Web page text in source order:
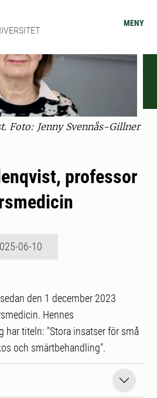
MENY
Foto: Jenny Svennås-Gillner
professor
06-10
den 1 december 2023
Hennes
har titeln: "Stora insatser för små
och smärtbehandling".